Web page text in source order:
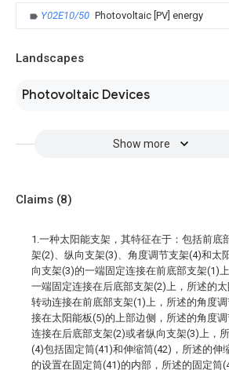
Y02E10/50 Photovoltaic [PV] energy
Landscapes
Photovoltaic Devices
Show more
Claims (8)
1.一种太阳能支架，其特征在于：包括前底
架(2)、纵向支架(3)、角度调节支架(4)和太
向支架(3)的一端固定连接在前底部支架(1)
一端固定连接在后底部支架(2)上，所述的
转动连接在前底部支架(1)上，所述的角度
接在太阳能板(5)的上部边侧，所述的角度
连接在后底部支架(2)或者纵向支架(3)上，
(4)包括固定筒(41)和伸缩筒(42)，所述的伸
的设置在固定筒(41)的内部，所述的固定筒